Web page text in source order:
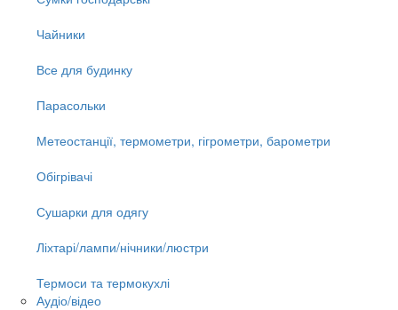
Чайники
Все для будинку
Парасольки
Метеостанції, термометри, гігрометри, барометри
Обігрівачі
Сушарки для одягу
Ліхтарі/лампи/нічники/люстри
Термоси та термокухлі
Аудіо/відео